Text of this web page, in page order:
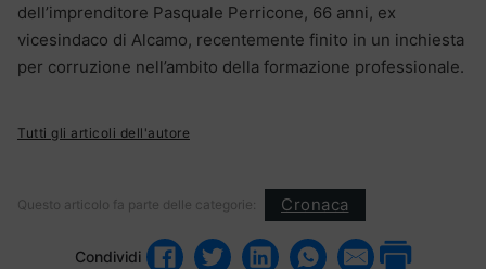
dell’imprenditore Pasquale Perricone, 66 anni, ex
vicesindaco di Alcamo, recentemente finito in un inchiesta
per corruzione nell’ambito della formazione professionale.
Tutti gli articoli dell'autore
Questo articolo fa parte delle categorie: Cronaca
Condividi